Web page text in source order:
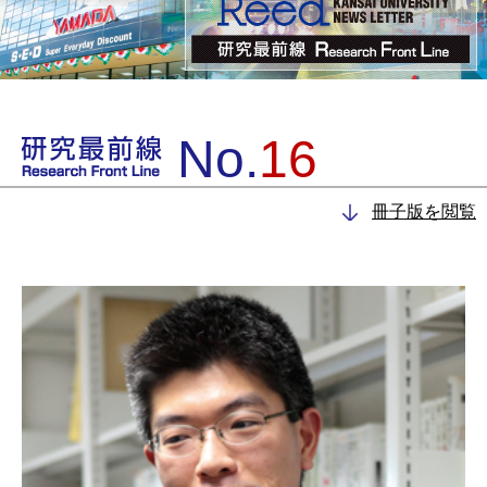
No.16
冊子版を閲覧